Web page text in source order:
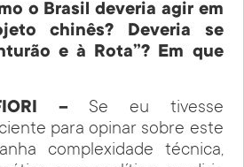
o Brasil deveria agir em
chinês? Deveria se
e à Rota”? Em que
– Se eu tivesse
para opinar sobre este
complexidade técnica,